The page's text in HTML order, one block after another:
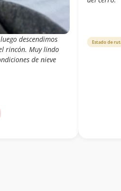
descendimos
rincón. Muy lindo
de nieve
Estado de